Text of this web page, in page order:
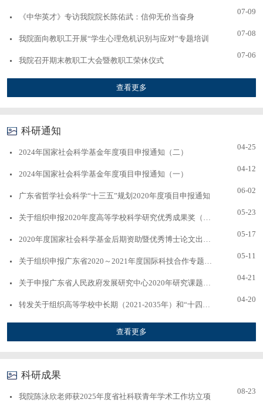
《中华英才》专访我院院长陈佑武：信仰无价当奋身
07-09
我院面向教职工开展“学生心理危机识别与应对”专题培训
07-08
我院召开期末教职工大会暨教职工荣休仪式
07-06
查看更多
科研通知
2024年国家社会科学基金年度项目申报通知（二）
04-25
2024年国家社会科学基金年度项目申报通知（一）
04-12
广东省哲学社会科学“十三五”规划2020年度项目申报通知
06-02
关于组织申报2020年度高等学校科学研究优秀成果奖（科学...
05-23
2020年度国家社会科学基金后期资助暨优秀博士论文出版项...
05-17
关于组织申报广东省2020～2021年度国际科技合作专题项目...
05-11
关于申报广东省人民政府发展研究中心2020年研究课题的紧...
04-21
转发关于组织高等学校中长期（2021-2035年）和“十四五”...
04-20
查看更多
科研成果
我院陈泳欣老师获2025年度省社科联青年学术工作坊立项
08-23